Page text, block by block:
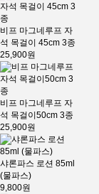
비프 마그네루프 자
석 목걸이 45cm 3종
25,900원
비프 마그네루프 자
석 목걸이50cm 3종
25,900원
샤론파스 로션 85ml
(물파스)
9,800원